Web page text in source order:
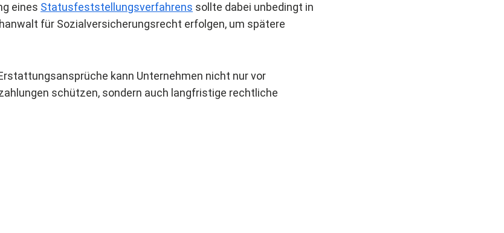
eines Statusfeststellungsverfahrens sollte dabei unbedingt in
für Sozialversicherungsrecht erfolgen, um spätere
kann Unternehmen nicht nur vor
schützen, sondern auch langfristige rechtliche